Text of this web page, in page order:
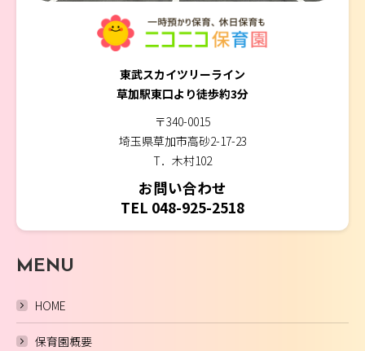
東武スカイツリーライン
草加駅東口より徒歩約3分
〒340-0015
埼玉県草加市高砂2-17-23
T．木村102
お問い合わせ
TEL 048-925-2518
MENU
HOME
保育園概要